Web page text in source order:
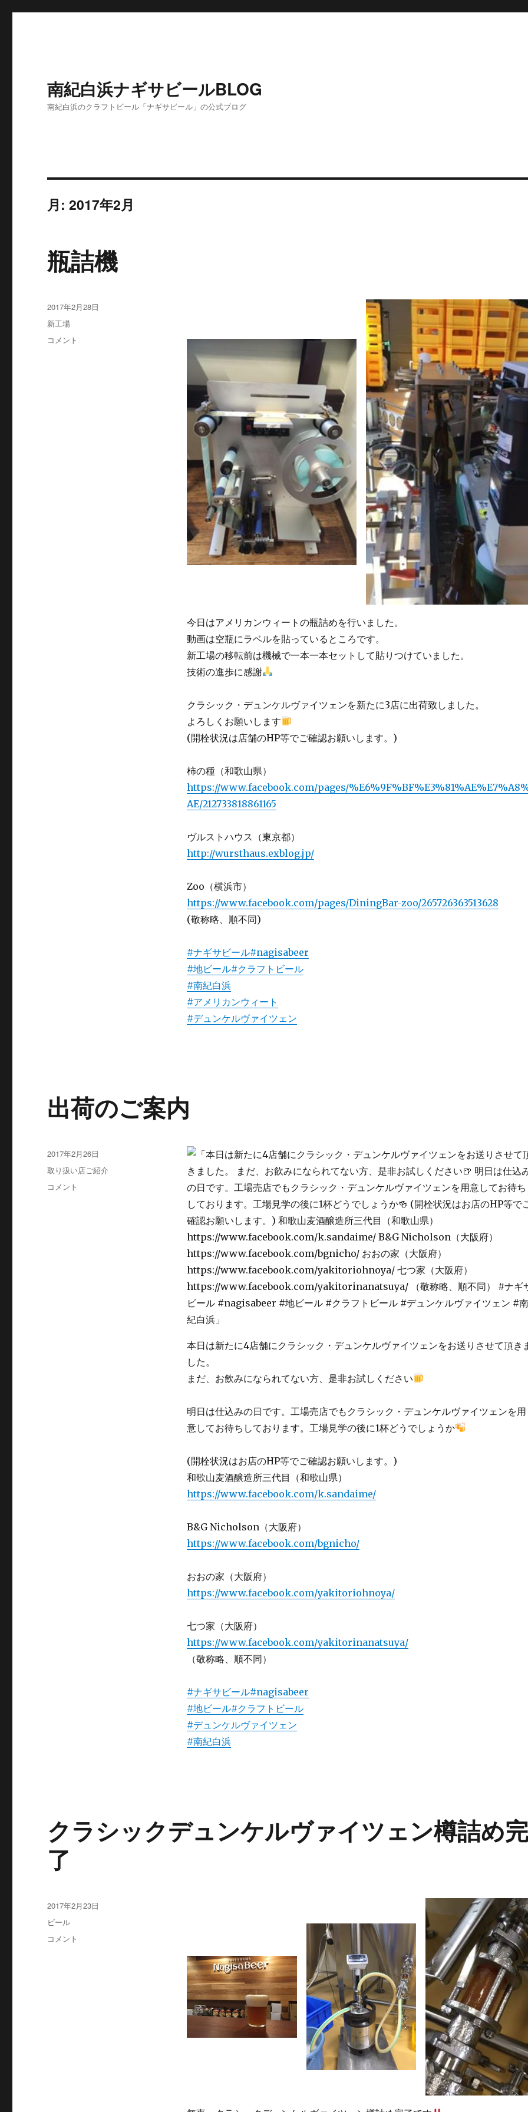
南紀白浜ナギサビールBLOG
南紀白浜のクラフトビール「ナギサビール」の公式ブログ
月:2017年2月
瓶詰機
今日はアメリカンウィートの瓶詰めを行いました。
動画は空瓶にラベルを貼っているところです。
新工場の移転前は機械で一本一本セットして貼りつけていました。
技術の進歩に感謝
クラシック・デュンケルヴァイツェンを新たに3店に出荷致しました。
よろしくお願いします
(開栓状況は店舗のHP等でご確認お願いします。)
柿の種（和歌山県）
https://www.facebook.com/pages/
AE/212733818861165
ヴルストハウス（東京都）
http://wursthaus.exblog.jp/
Zoo（横浜市）
https://www.facebook.com/pages/DiningBar-zoo/265726363513628
(敬称略、順不同)
#ナギサビール#nagisabeer
#地ビール#クラフトビール
#南紀白浜
#アメリカンウィート
#デュンケルヴァイツェン
投
稿
日:
2017年2月28日
カ
ゴ
新工場
瓶
コメント
出荷のご案内
本日は新たに4店舗にクラシック・デュンケルヴァイツェンをお送りさせて頂き
した。
まだ、お飲みになられてない方、是非お試しください
明日は仕込みの日です。工場売店でもクラシック・デュンケルヴァイツェンを用
意してお待ちしております。工場見学の後に1杯どうでしょうか
(開栓状況はお店のHP等でご確認お願いします。)
和歌山麦酒醸造所三代目（和歌山県）
https://www.facebook.com/k.sandaime/
B&G Nicholson（大阪府）
https://www.facebook.com/bgnicho/
おおの家（大阪府）
https://www.facebook.com/yakitoriohnoya/
七つ家（大阪府）
https://www.facebook.com/yakitorinanatsuya/
（敬称略、順不同）
#ナギサビール#nagisabeer
#地ビール#クラフトビール
#デュンケルヴァイツェン
#南紀白浜
投
稿
日:
2017年2月26日
カ
ゴ
取り扱い店ご紹介
出
コメント
クラシックデュンケルヴァイツェン樽詰め
了
投
稿
日:
2017年2月23日
カ
ゴ
ビール
ク
コメント